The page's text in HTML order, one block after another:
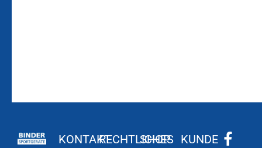
KONTAKTRECHTLICHES
SHOP KUNDE